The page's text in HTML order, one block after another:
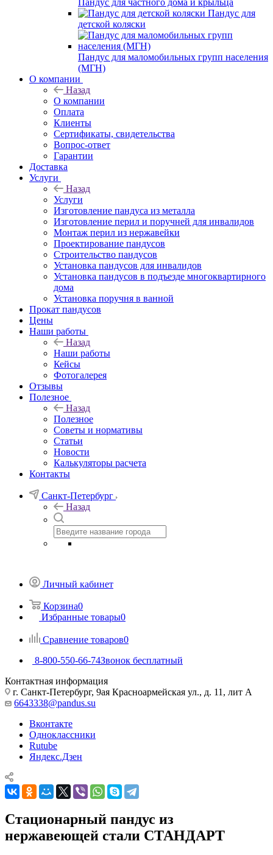
Пандус для частного дома и крыльца
Пандус для
детской коляски
Пандус для маломобильных групп населения
(МГН)
О компании
Назад
О компании
Оплата
Клиенты
Сертификаты, свидетельства
Вопрос-ответ
Гарантии
Доставка
Услуги
Назад
Услуги
Изготовление пандуса из металла
Изготовление перил и поручней для инвалидов
Монтаж перил из нержавейки
Проектирование пандусов
Строительство пандусов
Установка пандусов для инвалидов
Установка пандусов в подъезде многоквартирного
дома
Установка поручня в ванной
Прокат пандусов
Цены
Наши работы
Назад
Наши работы
Кейсы
Фотогалерея
Отзывы
Полезное
Назад
Полезное
Советы и нормативы
Статьи
Новости
Калькуляторы расчета
Контакты
Санкт-Петербург
Назад
Личный кабинет
Корзина0
Избранные товары0
Сравнение товаров0
8-800-550-66-74Звонок бесплатный
Контактная информация
г. Санкт-Петербург, 9ая Красноармейская ул., д. 11, лит А
6643338@pandus.su
Вконтакте
Одноклассники
Rutube
Яндекс.Дзен
Стационарный пандус из
нержавеющей стали СТАНДАРТ